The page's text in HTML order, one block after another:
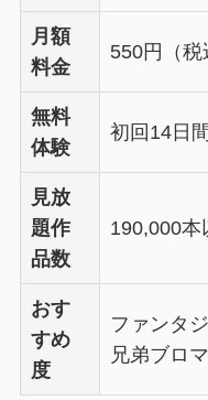
月額
料金
550円（税
無料
体験
初回14日
見放
題作
品数
190,000本
おす
すめ
度
ファンタ
兄弟ブロ